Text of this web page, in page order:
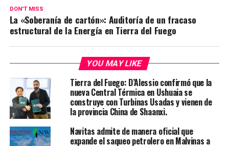
DON'T MISS
La «Soberanía de cartón»: Auditoría de un fracaso
estructural de la Energía en Tierra del Fuego
YOU MAY LIKE
Tierra del Fuego: D’Alessio confirmó que la
nueva Central Térmica en Ushuaia se
construye con Turbinas Usadas y vienen de
la provincia China de Shaanxi.
Navitas admite de manera oficial que
expande el saqueo petrolero en Malvinas a